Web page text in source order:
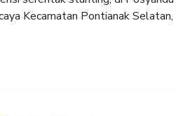
Kecamatan Pontianak Selatan,